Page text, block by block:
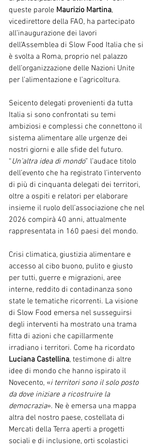
queste parole Maurizio Martina,
vicedirettore della FAO, ha partecipato
all’inaugurazione dei lavori
dell’Assemblea di Slow Food Italia che si
è svolta a Roma, proprio nel palazzo
dell’organizzazione delle Nazioni Unite
per l’alimentazione e l’agricoltura.
Seicento delegati provenienti da tutta
Italia si sono confrontati su temi
ambiziosi e complessi che connettono il
sistema alimentare alle urgenze dei
nostri giorni e alle sfide del futuro.
“Un’altra idea di mondo” l’audace titolo
dell’evento che ha registrato l’intervento
di più di cinquanta delegati dei territori,
oltre a ospiti e relatori per elaborare
insieme il ruolo dell’associazione che nel
2026 compirà 40 anni, attualmente
rappresentata in 160 paesi del mondo.
Crisi climatica, giustizia alimentare e
accesso al cibo buono, pulito e giusto
per tutti, guerre e migrazioni, aree
interne, reddito di contadinanza sono
state le tematiche ricorrenti. La visione
di Slow Food emersa nel susseguirsi
degli interventi ha mostrato una trama
fitta di azioni che capillarmente
irradiano i territori. Come ha ricordato
Luciana Castellina, testimone di altre
idee di mondo che hanno ispirato il
Novecento, «i territori sono il solo posto
da dove iniziare a ricostruire la
democrazia». Ne è emersa una mappa
altra del nostro paese, costellata di
Mercati della Terra aperti a progetti
sociali e di inclusione, orti scolastici